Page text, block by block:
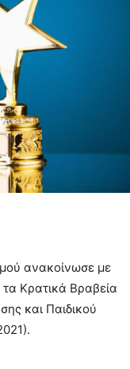
ανακοίνωσε με
Κρατικά Βραβεία
και Παιδικού